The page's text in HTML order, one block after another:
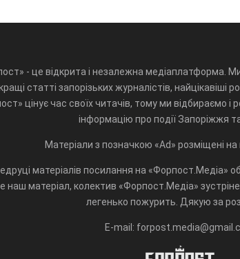
- це відкрита і незалежна медіаплатформа. Ми
статті запорізьких журналістів, найцікавіші
цінує час своїх читачів, тому ми відбираємо
інформацію про події Запоріжжя
Матеріали з позначкою «Ad» розміщені
матеріалів посилання на «Форпост.Медіа»
наш матеріал, колектив «Форпост.Медіа» зустріне
легенько пожурить. Дякую за
E-mail: